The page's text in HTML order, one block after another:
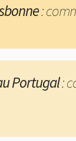
:
Portugal: